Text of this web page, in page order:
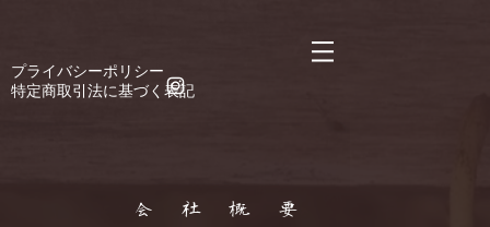
​特定商取引法に基づく表記
​プライバシーポリシー
​会社概要